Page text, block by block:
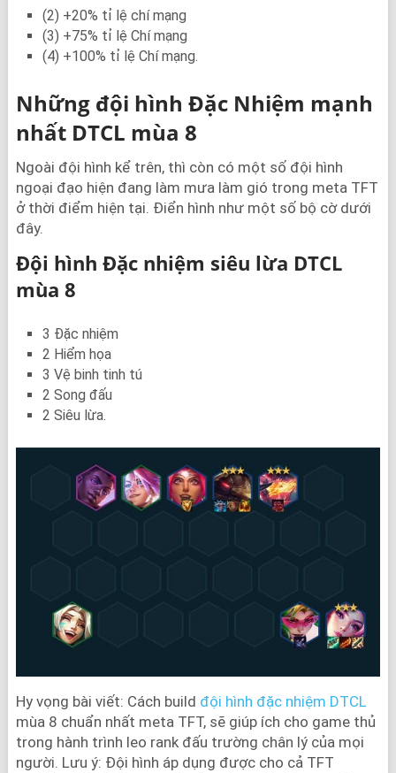
(2) +20% tỉ lệ chí mạng
(3) +75% tỉ lệ Chí mạng
(4) +100% tỉ lệ Chí mạng.
Những đội hình Đặc Nhiệm mạnh
nhất DTCL mùa 8
Ngoài đội hình kể trên, thì còn có một số đội hình
ngoại đạo hiện đang làm mưa làm gió trong meta TFT
ở thời điểm hiện tại. Điển hình như một số bộ cờ dưới
đây.
Đội hình Đặc nhiệm siêu lừa DTCL
mùa 8
3 Đặc nhiệm
2 Hiểm họa
3 Vệ binh tinh tú
2 Song đấu
2 Siêu lừa.
Hy vọng bài viết: Cách build đội hình đặc nhiệm DTCL
mùa 8 chuẩn nhất meta TFT, sẽ giúp ích cho game thủ
trong hành trình leo rank đấu trường chân lý của mọi
người. Lưu ý: Đội hình áp dụng được cho cả TFT